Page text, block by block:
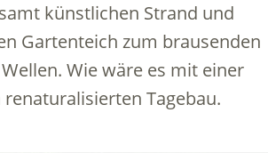
künstlichen Strand und
Gartenteich zum brausenden
Wie wäre es mit einer
Tagebau.